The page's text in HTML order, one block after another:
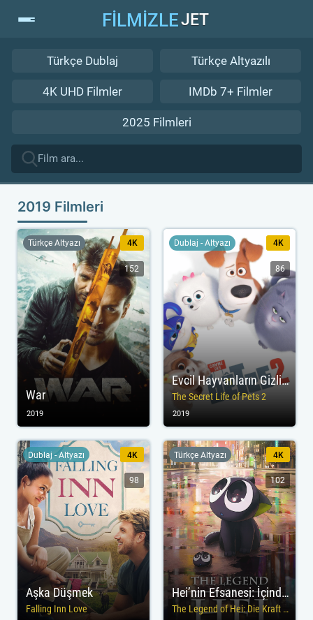
FİLMİZLEJET
Türkçe Dublaj Türkçe Altyazılı
4K UHD Filmler IMDb 7+ Filmler
2025 Filmleri
2019 Filmleri
War
Türkçe Altyazı 4K
152
2019
Evcil Hayvanların Gizli Yaşamı 2
The Secret Life of Pets 2
Dublaj - Altyazı 4K
86
2019
Aşka Düşmek
Falling Inn Love
Dublaj - Altyazı 4K
98
Hei’nin Efsanesi: İçindeki Güç
The Legend of Hei: Die Kraft in Dir
Türkçe Altyazı 4K
102